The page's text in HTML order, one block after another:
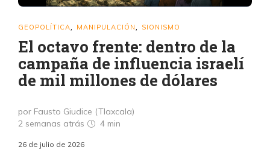
GEOPOLÍTICA, MANIPULACIÓN, SIONISMO
El octavo frente: dentro de la
campaña de influencia israelí
de mil millones de dólares
por Fausto Giudice (Tlaxcala)
2 semanas atrás
4 min
26 de julio de 2026